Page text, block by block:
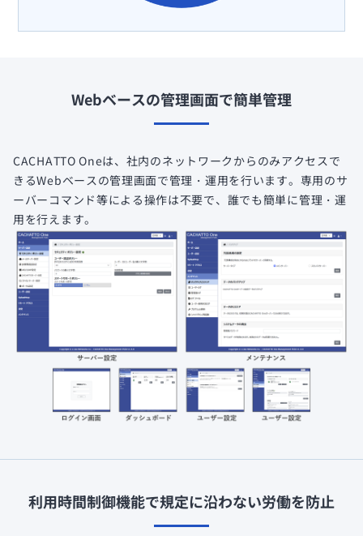
Webベースの管理画面で簡単管理
CACHATTO Oneは、社内のネットワークからのみアクセスで
きるWebベースの管理画面で管理・運用を行います。専用のサ
ーバーコマンド等による操作は不要で、誰でも簡単に管理・運
用を行えます。
利用時間制御機能で規定に沿わない労働を防止